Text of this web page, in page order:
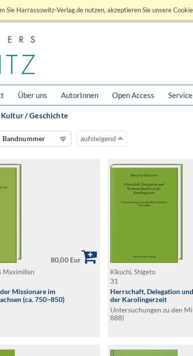
Sie Harrassowitz-Verlag.de nutzen, akzeptieren Sie unsere
Über uns AutorInnen Open Access Service
Kultur / Geschichte
Bandnummer aufsteigend
80,00 Eur
Maximilian
Missionare im
(ca. 750–850)
Kikuchi, Shigeto
31
Herrschaft, Delegation
der Karolingerzeit
Untersuchungen zu den
888)